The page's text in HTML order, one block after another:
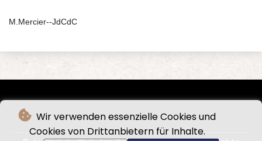
Wir verwenden essenzielle Cookies und
Cookies von Drittanbietern für Inhalte.
M.Mercier--JdCdC